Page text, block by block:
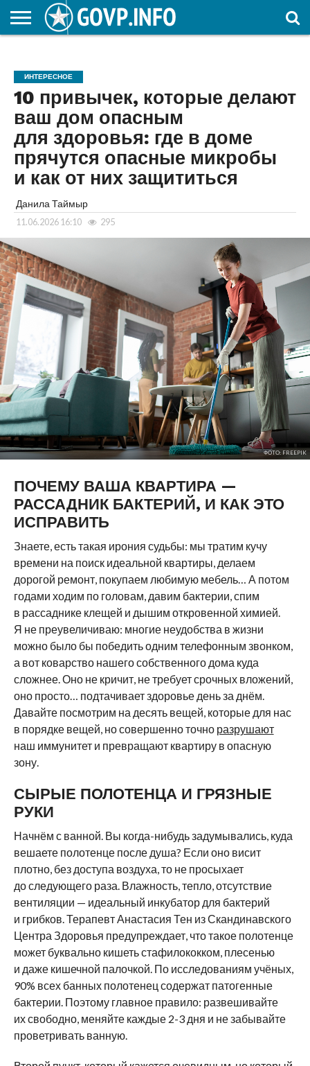
ОБРАЗОВАНИЕ
ИНТЕРЕСНОЕ
10 привычек, которые делают
ваш дом опасным
для здоровья: где в доме
прячутся опасные микробы
и как от них защититься
Данила Таймыр
11.06.2026 16:10 295
ФОТО: FREEPIK
ПОЧЕМУ ВАША КВАРТИРА —
РАССАДНИК БАКТЕРИЙ, И КАК ЭТО
ИСПРАВИТЬ
Знаете, есть такая ирония судьбы: мы тратим кучу
времени на поиск идеальной квартиры, делаем
дорогой ремонт, покупаем любимую мебель… А потом
годами ходим по головам, давим бактерии, спим
в рассаднике клещей и дышим откровенной химией.
Я не преувеличиваю: многие неудобства в жизни
можно было бы победить одним телефонным звонком,
а вот коварство нашего собственного дома куда
сложнее. Оно не кричит, не требует срочных вложений,
оно просто… подтачивает здоровье день за днём.
Давайте посмотрим на десять вещей, которые для нас
в порядке вещей, но совершенно точно разрушают
наш иммунитет и превращают квартиру в опасную
зону.
СЫРЫЕ ПОЛОТЕНЦА И ГРЯЗНЫЕ
РУКИ
Начнём с ванной. Вы когда-нибудь задумывались, куда
вешаете полотенце после душа? Если оно висит
плотно, без доступа воздуха, то не просыхает
до следующего раза. Влажность, тепло, отсутствие
вентиляции — идеальный инкубатор для бактерий
и грибков. Терапевт Анастасия Тен из Скандинавского
Центра Здоровья предупреждает, что такое полотенце
может буквально кишеть стафилококком, плесенью
и даже кишечной палочкой. По исследованиям учёных,
90% всех банных полотенец содержат патогенные
бактерии. Поэтому главное правило: развешивайте
их свободно, меняйте каждые 2-3 дня и не забывайте
проветривать ванную.